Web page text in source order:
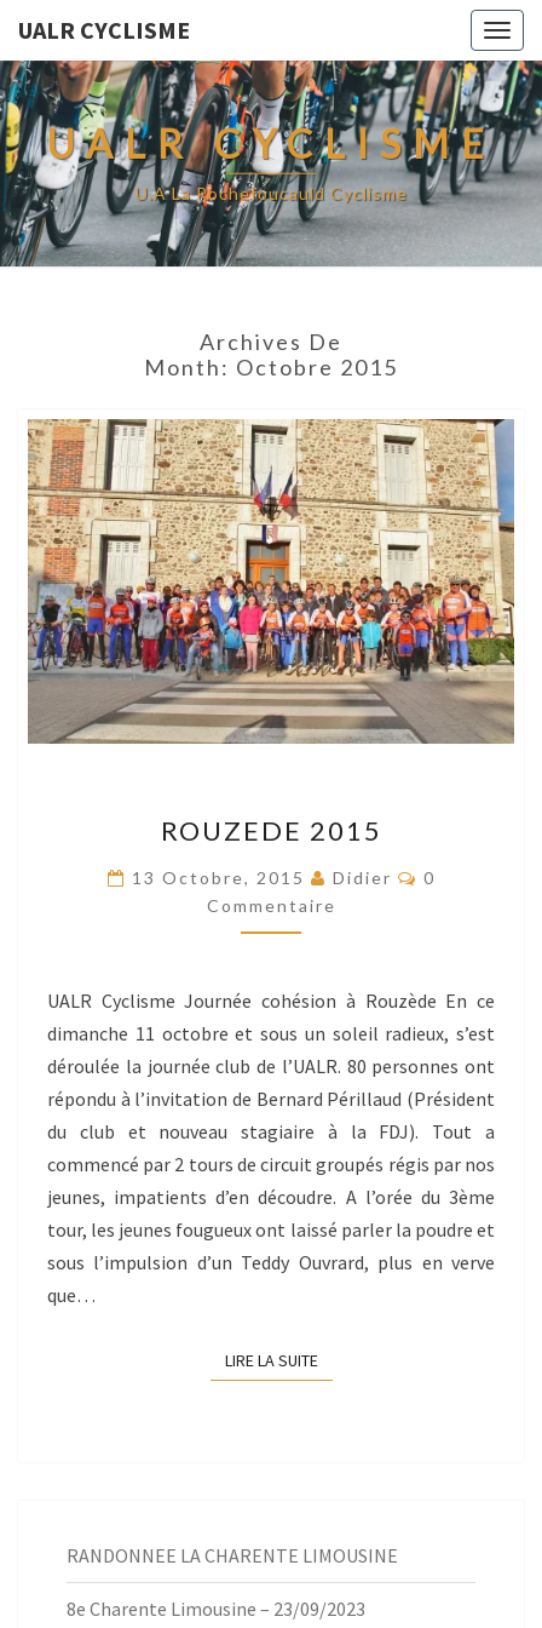
UALR CYCLISME
UALR CYCLISME
U.A La Rochefoucauld Cyclisme
Archives De
Month: Octobre 2015
2015
ROUZEDE 2015
13 Octobre, 2015 Didier
0
Commentaire
UALR Cyclisme Journée cohésion à Rouzède En ce
dimanche 11 octobre et sous un soleil radieux, s’est
déroulée la journée club de l’UALR. 80 personnes ont
répondu à l’invitation de Bernard Périllaud (Président
du club et nouveau stagiaire à la FDJ). Tout a
commencé par 2 tours de circuit groupés régis par nos
jeunes, impatients d’en découdre. A l’orée du 3ème
tour, les jeunes fougueux ont laissé parler la poudre et
sous l’impulsion d’un Teddy Ouvrard, plus en verve
que…
LIRE LA SUITELIRE LA SUITE
RANDONNEE LA CHARENTE LIMOUSINE
8e Charente Limousine – 23/09/2023